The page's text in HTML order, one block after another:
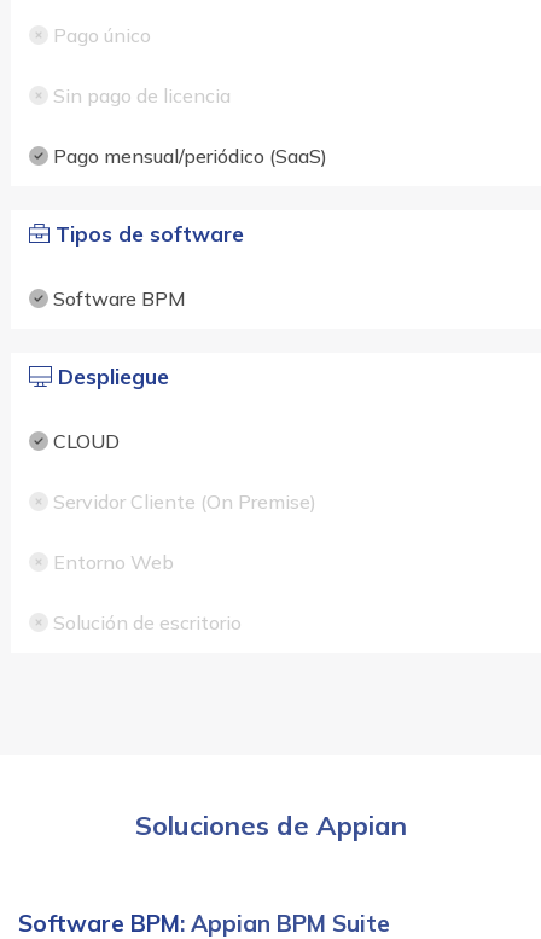
Pago único
Sin pago de licencia
Pago mensual/periódico (SaaS)
Tipos de software
Software BPM
Despliegue
CLOUD
Servidor Cliente (On Premise)
Entorno Web
Solución de escritorio
Soluciones de Appian
Software BPM: Appian BPM Suite